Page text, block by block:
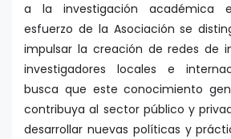
a la investigación académica
esfuerzo de la Asociación se
impulsar la creación de redes de
investigadores locales e
busca que este conocimiento
contribuya al sector público y
desarrollar nuevas políticas y